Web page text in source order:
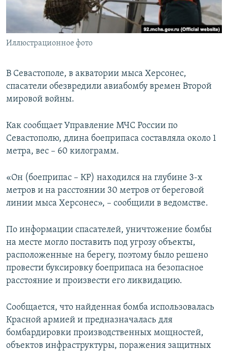
ПОБЕДИТЕЛЕЙ НЕ СУДЯТ?
КРЫМ.НЕПОКОРЕННЫЙ
ELIFBE
ПРИСОЕДИНЯЙТЕСЬ!
Все сайты RFE/RL
Иллюстрационное фото
В Севастополе, в акватории мыса Херсонес,
спасатели обезвредили авиабомбу времен Второй
мировой войны.
Как сообщает Управление МЧС России по
Севастополю, длина боеприпаса составляла около 1
метра, вес – 60 килограмм.
«Он (боеприпас – КР) находился на глубине 3-х
метров и на расстоянии 30 метров от береговой
линии мыса Херсонес», – сообщили в ведомстве.
По информации спасателей, уничтожение бомбы
на месте могло поставить под угрозу объекты,
расположенные на берегу, поэтому было решено
провести буксировку боеприпаса на безопасное
расстояние и произвести его ликвидацию.
Сообщается, что найденная бомба использовалась
Красной армией и предназначалась для
бомбардировки производственных мощностей,
объектов инфраструктуры, поражения защитных